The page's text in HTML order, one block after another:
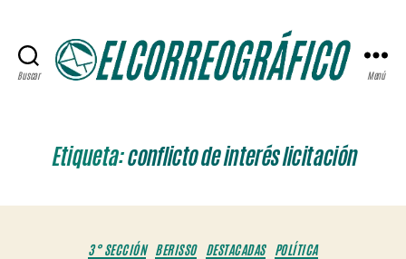
Buscar Menú
Etiqueta:conflicto de interés licitación
Categorías
3° SECCIÓN BERISSO DESTACADAS POLÍTICA